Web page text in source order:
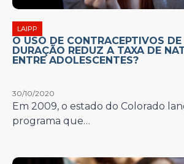
LAIPP
O USO DE CONTRACEPTIVOS
DURAÇÃO REDUZ A TAXA DE
ENTRE ADOLESCENTES?
30/10/2020
Em 2009, o estado do Colorado
programa que…